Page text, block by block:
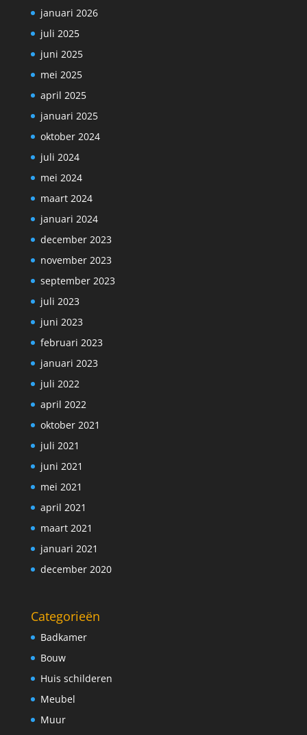
januari 2026
juli 2025
juni 2025
mei 2025
april 2025
januari 2025
oktober 2024
juli 2024
mei 2024
maart 2024
januari 2024
december 2023
november 2023
september 2023
juli 2023
juni 2023
februari 2023
januari 2023
juli 2022
april 2022
oktober 2021
juli 2021
juni 2021
mei 2021
april 2021
maart 2021
januari 2021
december 2020
Categorieën
Badkamer
Bouw
Huis schilderen
Meubel
Muur